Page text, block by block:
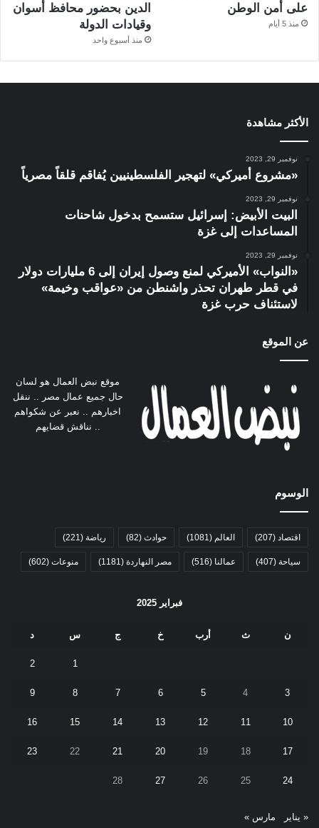
على أمن الوطن
منذ 5 أيام
الدين بحضور محافظ أسوان
وقيادات الدولة
منذ أسبوع واحد
الأكثر مشاهدة
نوفمبر 29, 2023
«مشروع أميركي» لتهجير الفلسطينيين يُفاقم قلقاً مصرياً
نوفمبر 29, 2023
البيت الأبيض: إسرائيل ستسمح بدخول شاحنات
المساعدات إلى غزة
نوفمبر 29, 2023
«النواب» الأميركي لمنع وصول إيران إلى 6 مليارات دولار
في قطر طهران تحذر واشنطن من «عواقب وخيمة»
لاستئناف حرب غزة
عن الموقع
موقع نبض العمال هو لسان
حال جميع عمال مصر .. ننقل
اخبارهم .. نعبر عن شكواهم
.. نناقش قضايهم
الوسوم
اقتصاد (207) العالم (1081) حوادث (82) رياضة (221)
سياحة (407) عمالنا (516) مصر النهاردة (1181) منوعات (602)
فبراير 2025
ن ث أرب خ ج س د
1
2
3
4
5
6
7
8
9
10
11
12
13
14
15
16
17
18
19
20
21
22
23
24
25
26
27
28
« يناير مارس »